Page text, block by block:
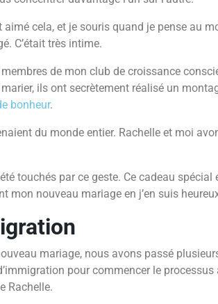
aimé cela, et je souris quand je pense au
C’était très intime.
membres de mon club de croissance
ils ont secrètement réalisé un
bonheur.
du monde entier. Rachelle et moi
touchés par ce geste. Ce cadeau spécial
mon nouveau mariage en j’en suis
mariage, nous avons passé
pour commencer le processus
Rachelle.